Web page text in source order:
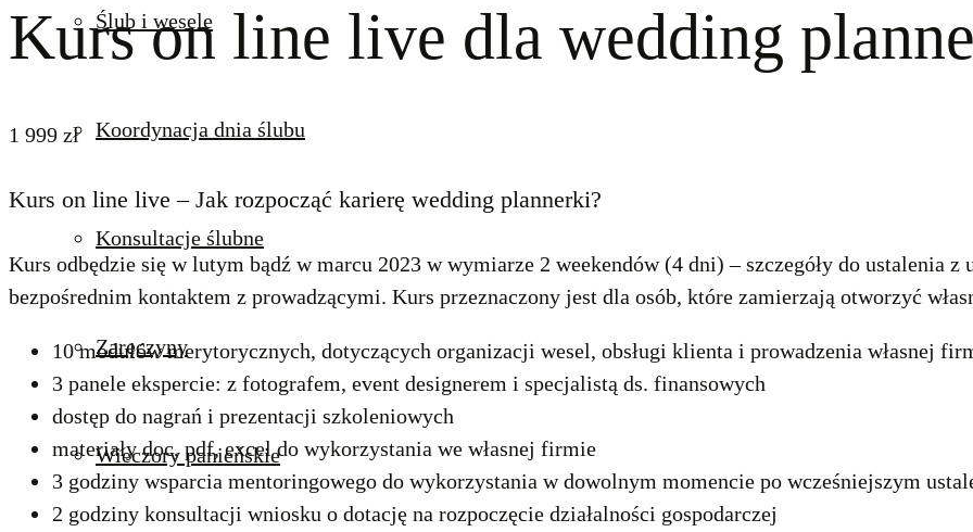
Ślub i wesele
Koordynacja dnia ślubu
Konsultacje ślubne
Zaręczyny
Wieczory panieńskie
Kurs on line live dla wedding
1 999 zł
Kurs on line live – Jak rozpocząć karierę wedding plannerki?
Kurs odbędzie się w lutym bądź w marcu 2023 w wymiarze 2 weekendów (4 dni) – szczegóły do ustalenia
bezpośrednim kontaktem z prowadzącymi. Kurs przeznaczony jest dla osób, które zamierzają otworzyć
10 modułów merytorycznych, dotyczących organizacji wesel, obsługi klienta i prowadzenia własnej
3 panele ekspercie: z fotografem, event designerem i specjalistą ds. finansowych
dostęp do nagrań i prezentacji szkoleniowych
materiały doc, pdf, excel do wykorzystania we własnej firmie
3 godziny wsparcia mentoringowego do wykorzystania w dowolnym momencie po wcześniejszym
2 godziny konsultacji wniosku o dotację na rozpoczęcie działalności gospodarczej